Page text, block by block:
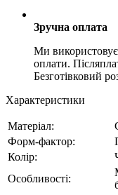
Зручна оплата
Ми
оплати.
Безготівковий
Характеристики
Матеріал:
Форм-фактор:
Колір:
Особливості: